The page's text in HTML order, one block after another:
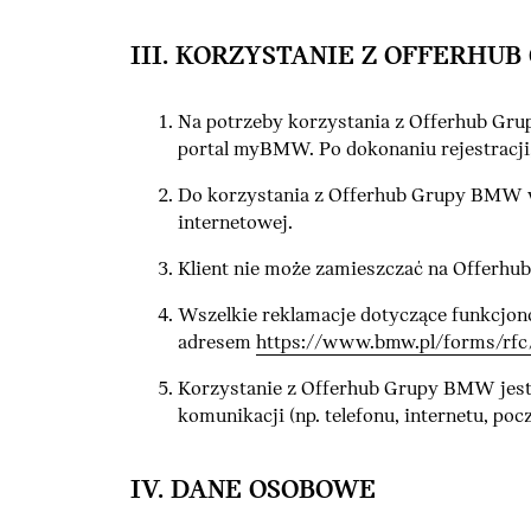
III. KORZYSTANIE Z OFFERHUB
Na potrzeby korzystania z Offerhub
portal myBMW. Po dokonaniu
Do korzystania z Offerhub Grupy BMW
internetowej.
Klient nie może zamieszczać na
Wszelkie reklamacje dotyczące
adresem https://www.bmw.pl/forms/
Korzystanie z Offerhub Grupy BMW
komunikacji (np. telefonu, internetu,
IV. DANE OSOBOWE